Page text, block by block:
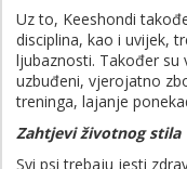
Uz to, Keeshondi
disciplina, kao i uvijek,
ljubaznosti. Također su
uzbuđeni, vjerojatno
treninga, lajanje
Zahtjevi životnog stila
Svi psi trebaju jesti